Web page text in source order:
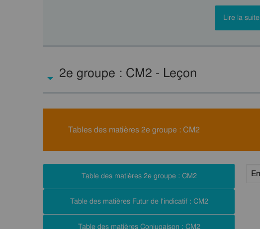
Lire la suite
2e groupe : CM2 - Leçon
Tables des matières 2e groupe : CM2
Table des matières 2e groupe : CM2
Table des matières Futur de l'indicatif : CM2
Table des matières Conjugaison : CM2